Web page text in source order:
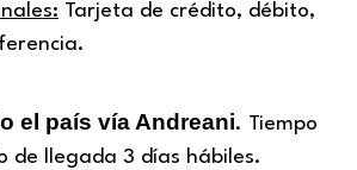
Tarjeta de crédito, débito,
el país vía Andreani. Tiempo
de llegada 3 días hábiles.